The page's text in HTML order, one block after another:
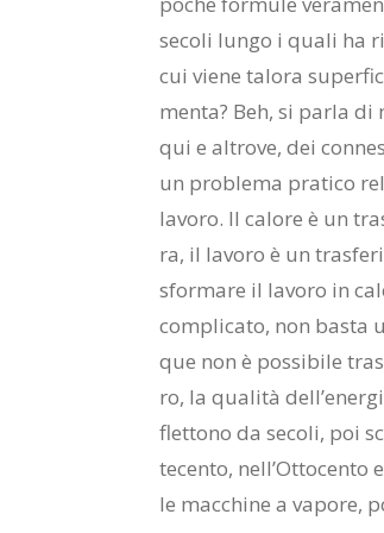
se­co­li lun­go i qua­li ha
cui vie­ne ta­lo­ra
men­ta? Beh, si par­la
qui e al­tro­ve, dei
un pro­ble­ma pra­ti­co
la­vo­ro. Il ca­lo­re è un
ra, il la­vo­ro è un
sfor­ma­re il la­vo­ro in
com­pli­ca­to, non ba­sta
que non è pos­si­bi­le
ro, la qua­li­tà
flet­to­no da se­co­li, poi
te­cen­to,
le mac­chi­ne a va­po­re,